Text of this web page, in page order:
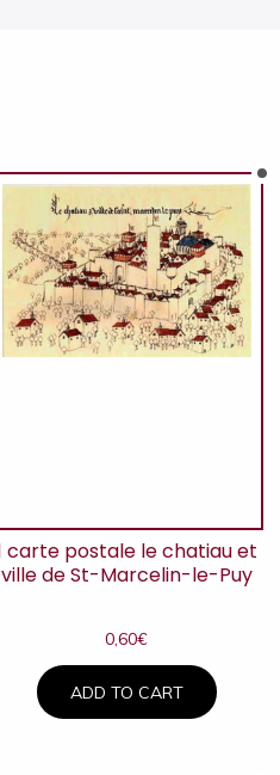
carte postale le chatiau et
ville de St-Marcelin-le-Puy
0,60€
ADD TO CART